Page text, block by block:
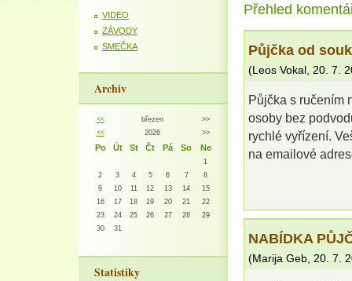
VIDEO
ZÁVODY
SMEČKA
Archiv
<< březen
>>
<<
2026 >>
Po Út St Čt Pá So Ne
1
2
3 4 5 6 7
8
9
10 11 12 13 14
15
16
17 18 19 20 21
22
23
24 25 26 27 28
29
30
31
Statistiky
Přehled
Půjčka od
(Leos Vokal 20. 7.
Půjčka s ručením
osoby bez
rychlé vyřízení.
na emailové
NABÍDKA
(Marija Geb 20. 7.